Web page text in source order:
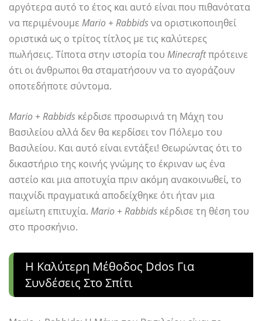
αργότερα αυτό το έτος και αυτό είναι που πιθανότατα
να περιμένουμε Mario + Rabbidsνα οριστικοποιηθεί
οριστικά ως ο τρίτος τίτλος με τις καλύτερες
πωλήσεις. Τίποτα στην ιστορία του Minecraftπρότεινε
ότι οι άνθρωποι θα σταματήσουν να το αγοράζουν
οποτεδήποτε σύντομα.
Mario + Rabbids κέρδισε προσωρινά τη Μάχη του
Βασιλείου αλλά δεν θα κερδίσει τον Πόλεμο του
Βασιλείου. Και αυτό είναι εντάξει! Θεωρώντας ότι το
δικαστήριο της κοινής γνώμης το έκριναν ως ένα
αστείο και μια αποτυχία πριν ακόμη ανακοινωθεί, το
παιχνίδι πραγματικά αποδείχθηκε ότι ήταν μια
αμείωτη επιτυχία. Mario + Rabbids κέρδισε τη θέση του
στο προσκήνιο.
Η Καλύτερη Μέθοδος Ddos ​​για
Συνδέσεις Στο Σπίτι